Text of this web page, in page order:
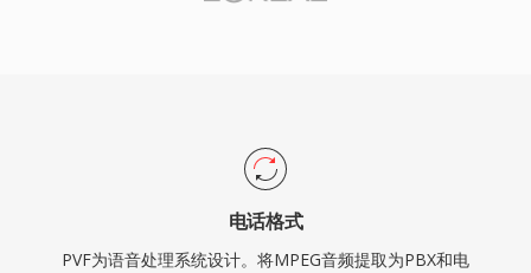
电话格式
PVF为语音处理系统设计。将MPEG音频提取为PBX和电